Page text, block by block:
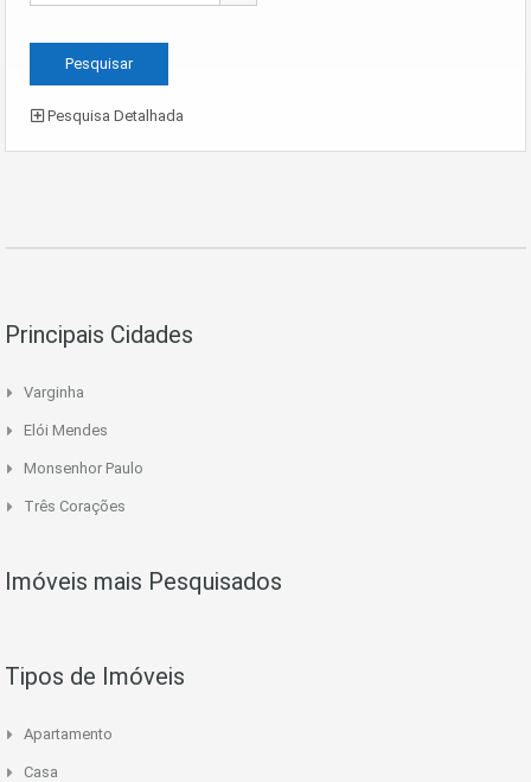
Pesquisa Detalhada
Principais Cidades
Varginha
Elói Mendes
Monsenhor Paulo
Três Corações
Imóveis mais Pesquisados
Tipos de Imóveis
Apartamento
Casa